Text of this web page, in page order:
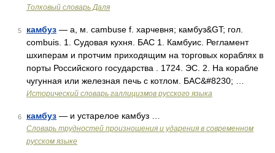
Толковый словарь Даля
5 камбуз — а, м. cambuse f. харчевня; камбуз&GT; гол.
combuis. 1. Судовая кухня. БАС 1. Камбуис. Регламент
шхиперам и протчим приходящим на торговых кораблях в
порты Российского государства . 1724. ЭС. 2. На корабле
чугунная или железная печь с котлом. БАС&#8230; …
Исторический словарь галлицизмов русского языка
6 камбуз — и устарелое камбуз …
Словарь трудностей произношения и ударения в современном
русском языке